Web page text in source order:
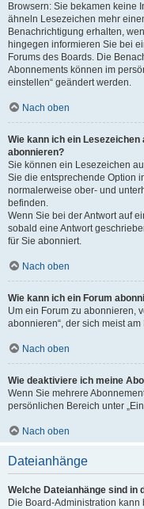
Browsern: Sie bekamen keine
ähneln Lesezeichen mehr
Benachrichtigung erhalten,
hingegen informieren Sie bei
Forums des Boards. Die
Abonnements können im
einstellen“ geändert werden.
Nach oben
Wie kann ich ein
abonnieren?
Sie können ein Lesezeichen
Sie die entsprechende Option
normalerweise ober- und
befinden.
Wenn Sie bei der Antwort auf
sobald eine Antwort
für Sie abonniert.
Nach oben
Wie kann ich ein Forum
Um ein Forum zu abonnieren,
abonnieren“, der sich meist
Nach oben
Wie deaktiviere ich meine
Wenn Sie mehrere
persönlichen Bereich unter
Nach oben
Dateianhänge
Welche Dateianhänge sind in
Die Board-Administration